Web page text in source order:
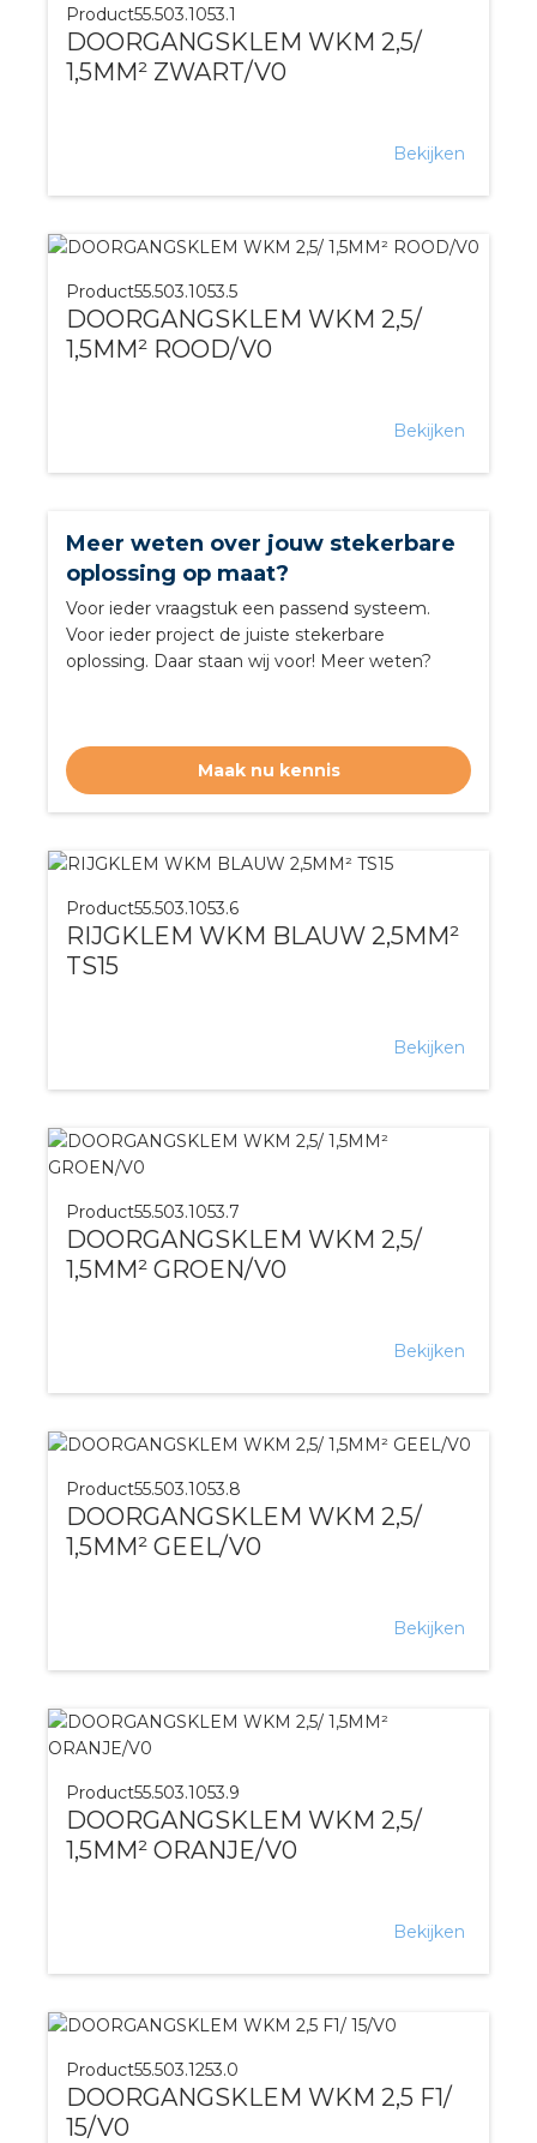
Product55.503.1053.1
DOORGANGSKLEM WKM 2,5/
1,5MM² ZWART/V0
Bekijken
Product55.503.1053.5
DOORGANGSKLEM WKM 2,5/
1,5MM² ROOD/V0
Bekijken
Meer weten over jouw stekerbare
oplossing op maat?
Voor ieder vraagstuk een passend systeem.
Voor ieder project de juiste stekerbare
oplossing. Daar staan wij voor! Meer weten?
Maak nu kennis
Product55.503.1053.6
RIJGKLEM WKM BLAUW 2,5MM²
TS15
Bekijken
Product55.503.1053.7
DOORGANGSKLEM WKM 2,5/
1,5MM² GROEN/V0
Bekijken
Product55.503.1053.8
DOORGANGSKLEM WKM 2,5/
1,5MM² GEEL/V0
Bekijken
Product55.503.1053.9
DOORGANGSKLEM WKM 2,5/
1,5MM² ORANJE/V0
Bekijken
Product55.503.1253.0
DOORGANGSKLEM WKM 2,5 F1/
15/V0